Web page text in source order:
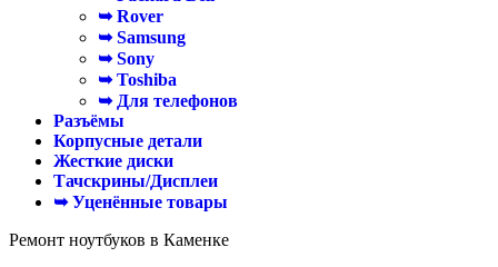
➥ Rover
➥ Samsung
➥ Sony
➥ Toshiba
➥ Для телефонов
Разъёмы
Корпусные детали
Жесткие диски
Тачскрины/Дисплеи
➥ Уценённые товары
Ремонт ноутбуков в Каменке